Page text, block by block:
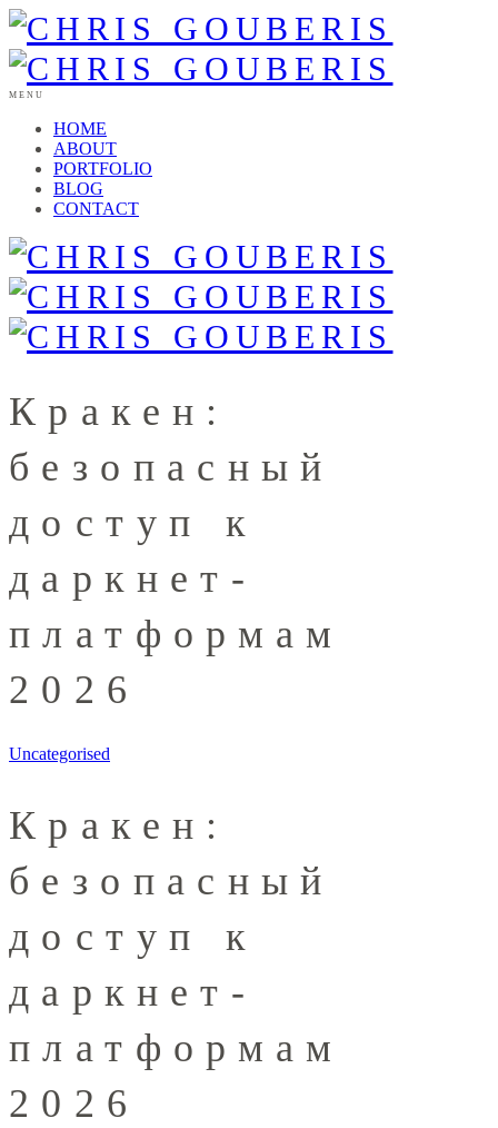
MENU
HOME
ABOUT
PORTFOLIO
BLOG
CONTACT
Кракен:
безопасный
доступ к
даркнет-
платформам
2026
Uncategorised
Кракен:
безопасный
доступ к
даркнет-
платформам
2026